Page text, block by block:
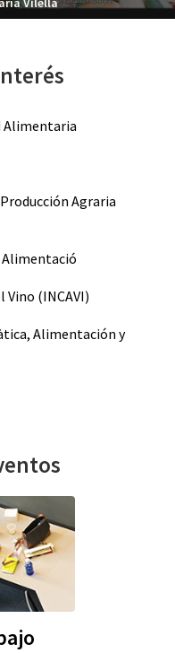
Alimentaria
Agraria
Alimentació
(INCAVI)
Alimentación y